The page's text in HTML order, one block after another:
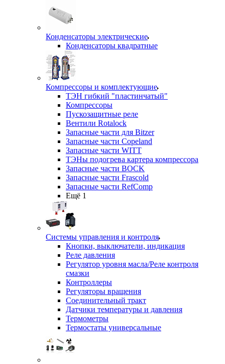
Конденсаторы электрические
Конденсаторы квадратные
Компрессоры и комплектующие
ТЭН гибкий "пластинчатый"
Компрессоры
Пускозащитные реле
Вентили Rotalock
Запасные части для Bitzer
Запасные части Copeland
Запасные части WITT
ТЭНы подогрева картера компрессора
Запасные части BOCK
Запасные части Frascold
Запасные части RefComp
Ещё 1
Системы управления и контроля
Кнопки, выключатели, индикация
Реле давления
Регулятор уровня масла/Реле контроля
смазки
Контроллеры
Регуляторы вращения
Соединительный тракт
Датчики температуры и давления
Термометры
Термостаты универсальные